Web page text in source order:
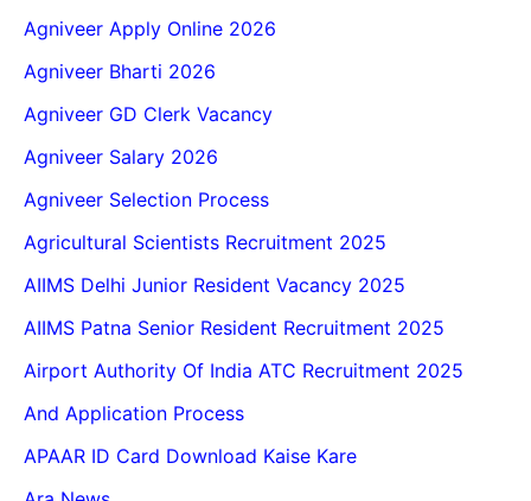
Agniveer Apply Online 2026
Agniveer Bharti 2026
Agniveer GD Clerk Vacancy
Agniveer Salary 2026
Agniveer Selection Process
Agricultural Scientists Recruitment 2025
AIIMS Delhi Junior Resident Vacancy 2025
AIIMS Patna Senior Resident Recruitment 2025
Airport Authority Of India ATC Recruitment 2025
And Application Process
APAAR ID Card Download Kaise Kare